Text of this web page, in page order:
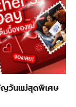
ญวันแม่สุดพิเศษ